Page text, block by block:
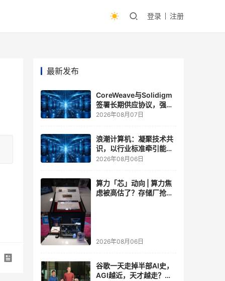
登录 注册
最新发布
CoreWeave与Solidigm
签署长期供应协议，强化
一体化人工智能云平台
2026年08月07日
浪潮计算机：凝聚技术共
识，以行业标准牵引能力
跃升
2026年08月06日
算力「芯」动向 | 算力焦
虑被高估了？存储厂抢了
2026年08月06日
谷歌一天走掉半部AI史，
AGI越近，天才越走？大